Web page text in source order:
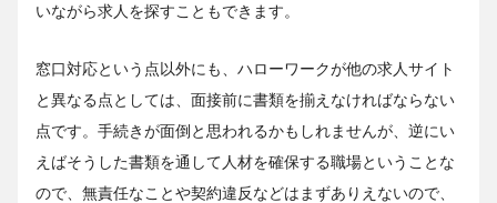
いながら求人を探すこともできます。
窓口対応という点以外にも、ハローワークが他の求人サイト
と異なる点としては、面接前に書類を揃えなければならない
点です。手続きが面倒と思われるかもしれませんが、逆にい
えばそうした書類を通して人材を確保する職場ということな
ので、無責任なことや契約違反などはまずありえないので、